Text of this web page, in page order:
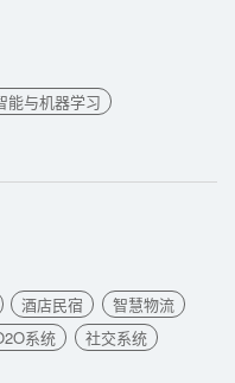
能与机器学习
酒店民宿
智慧物流
系统
社交系统